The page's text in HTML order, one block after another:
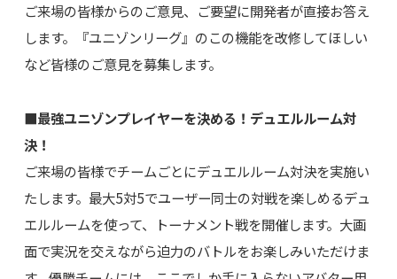
ご来場の皆様からのご意見、ご要望に開発者が直接お答え
します。『ユニゾンリーグ』のこの機能を改修してほしい
など皆様のご意見を募集します。
■最強ユニゾンプレイヤーを決める！デュエルルーム対
決！
ご来場の皆様でチームごとにデュエルルーム対決を実施い
たします。最大5対5でユーザー同士の対戦を楽しめるデュ
エルルームを使って、トーナメント戦を開催します。大画
面で実況を交えながら迫力のバトルをお楽しみいただけま